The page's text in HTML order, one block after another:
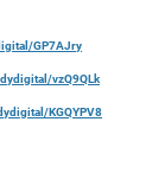
GP7AJry
vzQ9QLk
KGQYPV8